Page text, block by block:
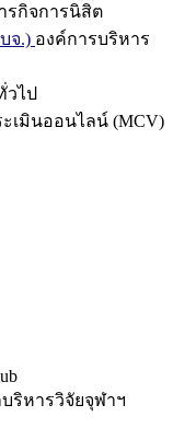
รกิจการนิสิต
จ.) องค์การบริหาร
วไป
ะเมินออนไลน์ (MCV)
ริหารวิจัยจุฬาฯ